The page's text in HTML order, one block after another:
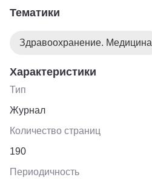
Тематики
Здравоохранение. Медицина
Характеристики
Тип
Журнал
Количество страниц
190
Периодичность